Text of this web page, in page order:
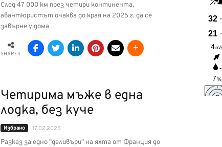
След 47 000 км през четири континента,
авантюристът очаква до края на 2025 г. да се
завърне у дома
SHARES
Четирима мъже в една
лодка, без куче
Избрано 17.02.2025
Разказ за едно "деливъри" на яхта от Франция до